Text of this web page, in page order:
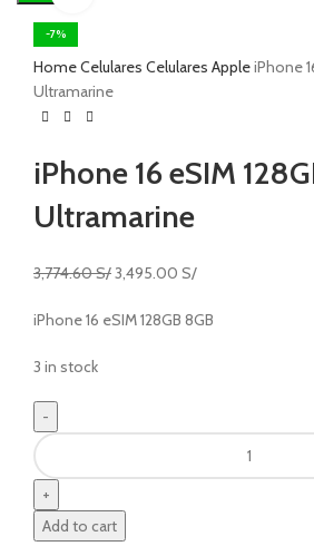
-7%
HomeCelulares Celulares AppleiPhone
Ultramarine
iPhone 16 eSIM
Ultramarine
3,774.60S/3,495.00 S/
iPhone 16 eSIM 128GB 8GB
3 in stock
Add to cart